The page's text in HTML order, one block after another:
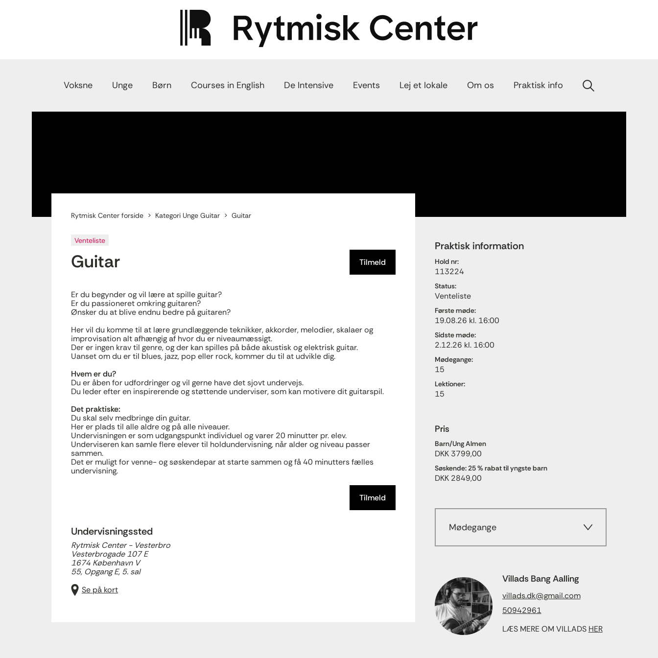
Voksne Unge Børn Courses in English De Intensive Events Lej et lokale Om os Praktisk info
Rytmisk Center forside Kategori Unge Guitar Guitar
Venteliste
Guitar Tilmeld
Er du begynder og vil lære at spille guitar?
Er du passioneret omkring guitaren?
Ønsker du at blive endnu bedre på guitaren?
Her vil du komme til at lære grundlæggende teknikker, akkorder, melodier, skalaer og
improvisation alt afhængig af hvor du er niveaumæssigt.
Der er ingen krav til genre, og der kan spilles på både akustisk og elektrisk guitar.
Uanset om du er til blues, jazz, pop eller rock, kommer du til at udvikle dig.
Hvem er du?
Du er åben for udfordringer og vil gerne have det sjovt undervejs.
Du leder efter en inspirerende og støttende underviser, som kan motivere dit guitarspil.
Det praktiske:
Du skal selv medbringe din guitar.
Her er plads til alle aldre og på alle niveauer.
Undervisningen er som udgangspunkt individuel og varer 20 minutter pr. elev.
Underviseren kan samle flere elever til holdundervisning, når alder og niveau passer
sammen.
Det er muligt for venne- og søskendepar at starte sammen og få 40 minutters fælles
undervisning.
Tilmeld
Undervisningssted
Rytmisk Center - Vesterbro
Vesterbrogade 107 E
1674 København V
55, Opgang E, 5. sal
Se på kort
Praktisk information
Hold nr:
113224
Status:
Venteliste
Første møde:
19.08.26 kl. 16:00
Sidste møde:
2.12.26 kl. 16:00
Mødegange:
15
Lektioner:
15
Pris
Barn/Ung Almen
DKK 3799,00
Søskende: 25 % rabat til yngste barn
DKK 2849,00
Mødegange
Villads Bang Aalling
villads.dk@gmail.com
50942961
LÆS MERE OM VILLADS HER